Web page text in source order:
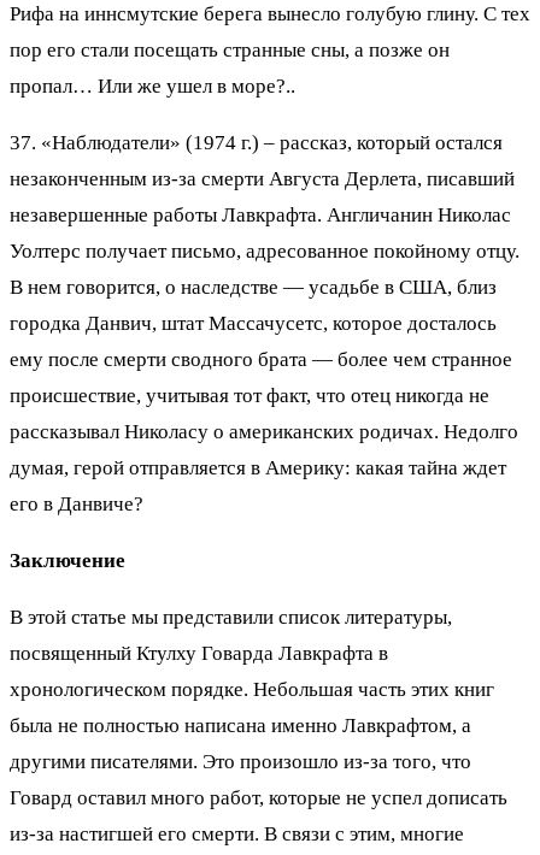
Рифа на иннсмутские берега вынесло голубую глину. С тех
пор его стали посещать странные сны, а позже он
пропал… Или же ушел в море?..
37. «Наблюдатели» (1974 г.) – рассказ, который остался
незаконченным из-за смерти Августа Дерлета, писавший
незавершенные работы Лавкрафта. Англичанин Николас
Уолтерс получает письмо, адресованное покойному отцу.
В нем говорится, о наследстве — усадьбе в США, близ
городка Данвич, штат Массачусетс, которое досталось
ему после смерти сводного брата — более чем странное
происшествие, учитывая тот факт, что отец никогда не
рассказывал Николасу о американских родичах. Недолго
думая, герой отправляется в Америку: какая тайна ждет
его в Данвиче?
Заключение
В этой статье мы представили список литературы,
посвященный Ктулху Говарда Лавкрафта в
хронологическом порядке. Небольшая часть этих книг
была не полностью написана именно Лавкрафтом, а
другими писателями. Это произошло из-за того, что
Говард оставил много работ, которые не успел дописать
из-за настигшей его смерти. В связи с этим, многие